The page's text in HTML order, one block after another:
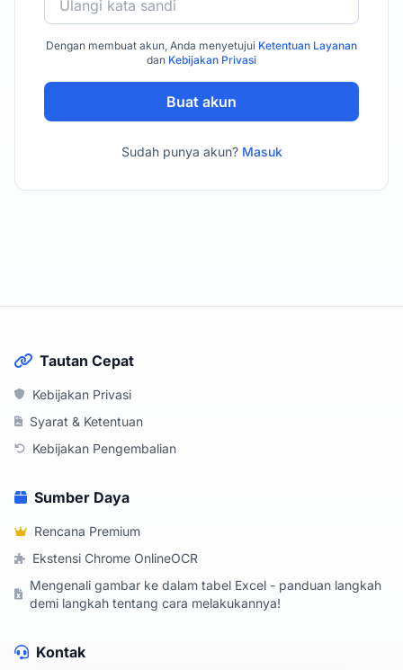
Dengan membuat akun, Anda menyetujui Ketentuan Layanan
dan Kebijakan Privasi
Buat akun
Sudah punya akun? Masuk
Tautan Cepat
Kebijakan Privasi
Syarat & Ketentuan
Kebijakan Pengembalian
Sumber Daya
Rencana Premium
Ekstensi Chrome OnlineOCR
Mengenali gambar ke dalam tabel Excel - panduan langkah
demi langkah tentang cara melakukannya!
Kontak